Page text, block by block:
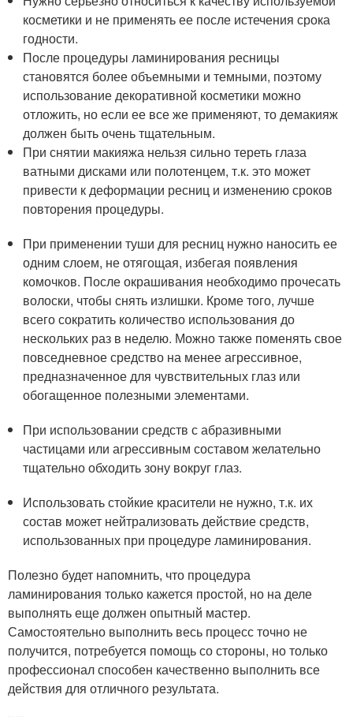
косметики и не применять ее после истечения срока
годности.
После процедуры ламинирования ресницы
становятся более объемными и темными, поэтому
использование декоративной косметики можно
отложить, но если ее все же применяют, то демакияж
должен быть очень тщательным.
При снятии макияжа нельзя сильно тереть глаза
ватными дисками или полотенцем, т.к. это может
привести к деформации ресниц и изменению сроков
повторения процедуры.
При применении туши для ресниц нужно наносить ее
одним слоем, не отягощая, избегая появления
комочков. После окрашивания необходимо прочесать
волоски, чтобы снять излишки. Кроме того, лучше
всего сократить количество использования до
нескольких раз в неделю. Можно также поменять свое
повседневное средство на менее агрессивное,
предназначенное для чувствительных глаз или
обогащенное полезными элементами.
При использовании средств с абразивными
частицами или агрессивным составом желательно
тщательно обходить зону вокруг глаз.
Использовать стойкие красители не нужно, т.к. их
состав может нейтрализовать действие средств,
использованных при процедуре ламинирования.
Полезно будет напомнить, что процедура
ламинирования только кажется простой, но на деле
выполнять еще должен опытный мастер.
Самостоятельно выполнить весь процесс точно не
получится, потребуется помощь со стороны, но только
профессионал способен качественно выполнить все
действия для отличного результата.